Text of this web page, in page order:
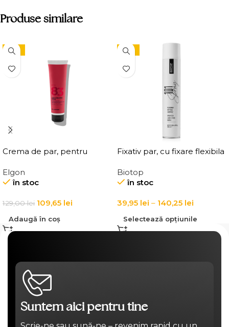
Produse similare
-15%
Crema de par, pentru
Affixx 83 Curl Creator
Cream
Elgon
în stoc
129,00lei 109,65 lei
Adaugă în coș
-15%
Fixativ par, cu fixare flexibila
Hairspray
Biotop
în stoc
39,95 lei – 140,25 lei
Selectează opțiunile
Suntem aici pentru tine